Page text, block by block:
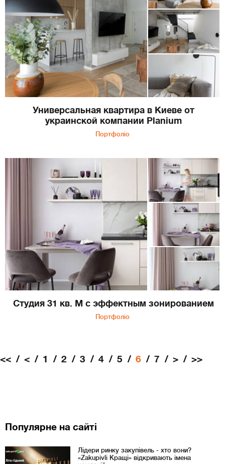
Универсальная квартира в Киеве от
украинской компании Planium
Портфоліо
Студия 31 кв. М с эффектным зонированием
Портфоліо
<< < 1 2 3 4 5 6 7 > >>
Популярне на сайті
Лідери ринку закупівель - хто вони?
«Zakupivli Кращі» відкривають імена